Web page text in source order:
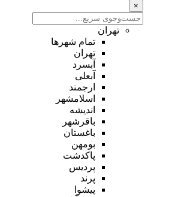
×
تهران
تمام شهر‌ها
تهران
آبسرد
آبعلی
ارجمند
اسلامشهر
اندیشه
باقرشهر
باغستان
بومهن
پاکدشت
پردیس
پرند
پیشوا